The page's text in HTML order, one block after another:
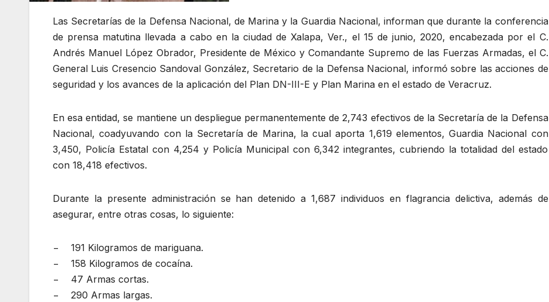
Las Secretarías de la Defensa Nacional, de Marina y la Guardia Nacional, informan que durante la conferencia
de prensa matutina llevada a cabo en la ciudad de Xalapa, Ver., el 15 de junio, 2020, encabezada por el C.
Andrés Manuel López Obrador, Presidente de México y Comandante Supremo de las Fuerzas Armadas, el C.
General Luis Cresencio Sandoval González, Secretario de la Defensa Nacional, informó sobre las acciones de
seguridad y los avances de la aplicación del Plan DN-III-E y Plan Marina en el estado de Veracruz.
En esa entidad, se mantiene un despliegue permanentemente de 2,743 efectivos de la Secretaría de la Defensa
Nacional, coadyuvando con la Secretaría de Marina, la cual aporta 1,619 elementos, Guardia Nacional con
3,450, Policía Estatal con 4,254 y Policía Municipal con 6,342 integrantes, cubriendo la totalidad del estado
con 18,418 efectivos.
Durante la presente administración se han detenido a 1,687 individuos en flagrancia delictiva, además de
asegurar, entre otras cosas, lo siguiente:
− 191 Kilogramos de mariguana.
− 158 Kilogramos de cocaína.
− 47 Armas cortas.
− 290 Armas largas.